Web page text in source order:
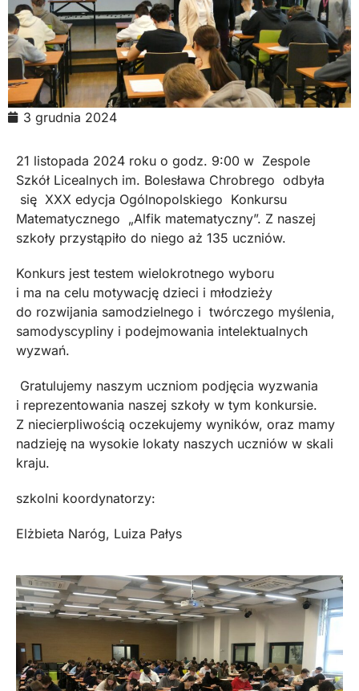
3 grudnia 2024
21 listopada 2024 roku o godz. 9:00 w Zespole
Szkół Licealnych im. Bolesława Chrobrego odbyła
się XXX edycja Ogólnopolskiego Konkursu
Matematycznego „Alfik matematyczny”. Z naszej
szkoły przystąpiło do niego aż 135 uczniów.
Konkurs jest testem wielokrotnego wyboru
i ma na celu motywację dzieci i młodzieży
do rozwijania samodzielnego i twórczego myślenia,
samodyscypliny i podejmowania intelektualnych
wyzwań.
Gratulujemy naszym uczniom podjęcia wyzwania
i reprezentowania naszej szkoły w tym konkursie.
Z niecierpliwością oczekujemy wyników, oraz mamy
nadzieję na wysokie lokaty naszych uczniów w skali
kraju.
szkolni koordynatorzy:
Elżbieta Naróg, Luiza Pałys